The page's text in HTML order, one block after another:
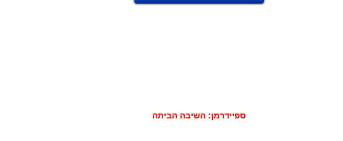
ספיידרמן: השיבה הביתה